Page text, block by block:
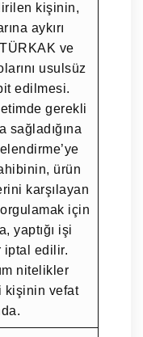
kişinin,
aykırı
ve
usulsüz
edilmesi.
gerekli
sağladığına
ürün
karşılayan
için
yaptığı işi
iptal edilir.
nitelikler
kişinin vefat